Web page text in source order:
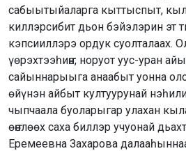
сабыытыйаларга кыттыспыт,
киллэрсибит дьон бэйэлэрин эт
кэпсииллэрэ ордук суолталаах.
үөрэхтээһиҥҥэ, норуот уус-уран
сайыннарыыга анаабыт уонна
өйүнэн айбыт култуурунай
чыпчаала буоларыгар улахан
өҥөлөөх саха биллэр учуонай
Еремеевна Захарова